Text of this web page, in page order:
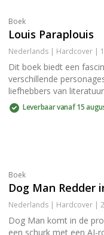
Boek
Louis Paraplouis
Nederlands | Hardcover |
Dit boek biedt een
verschillende
liefhebbers van
Leverbaar vanaf 15
Boek
Dog Man Redder
Nederlands | Hardcover |
Dog Man komt in de
een schurk met een AI-